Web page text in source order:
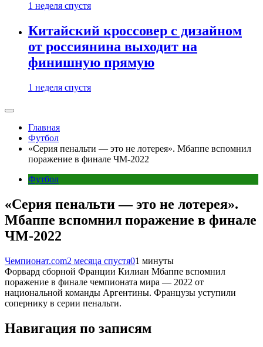
1 неделя спустя
Китайский кроссовер с дизайном
от россиянина выходит на
финишную прямую
1 неделя спустя
Главная
Футбол
«Серия пенальти — это не лотерея». Мбаппе вспомнил
поражение в финале ЧМ-2022
Футбол
«Серия пенальти — это не лотерея».
Мбаппе вспомнил поражение в финале
ЧМ-2022
Чемпионат.com2 месяца спустя01 минуты
Форвард сборной Франции Килиан Мбаппе вспомнил
поражение в финале чемпионата мира — 2022 от
национальной команды Аргентины. Французы уступили
сопернику в серии пенальти.
Навигация по записям